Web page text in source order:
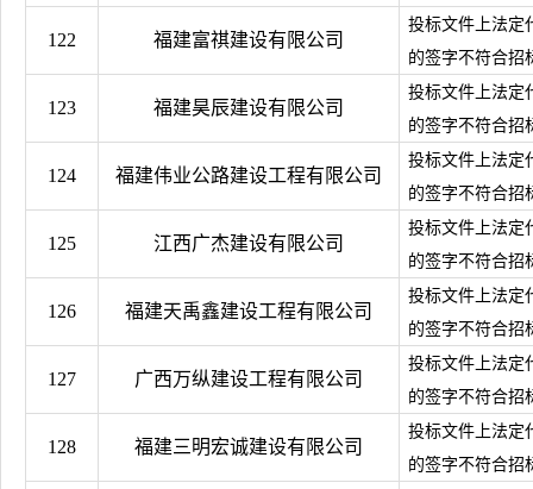
122 福建富祺建设有限公司
投标文件上法定
的签字不符合招
123 福建昊辰建设有限公司
投标文件上法定
的签字不符合招
124 福建伟业公路建设工程有限公司
投标文件上法定
的签字不符合招
125 江西广杰建设有限公司
投标文件上法定
的签字不符合招
126 福建天禹鑫建设工程有限公司
投标文件上法定
的签字不符合招
127 广西万纵建设工程有限公司
投标文件上法定
的签字不符合招
128 福建三明宏诚建设有限公司
投标文件上法定
的签字不符合招